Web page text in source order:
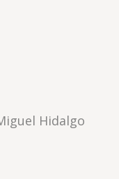
Hidalgo